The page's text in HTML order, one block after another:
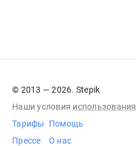
© 2013 — 2026. Stepik
Наши условия использования
Тарифы
Прессе
Помощь
О нас